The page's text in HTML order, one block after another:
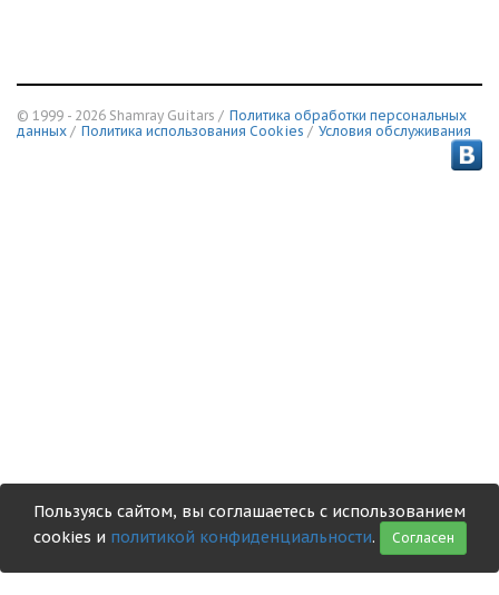
© 1999 - 2026 Shamray Guitars / Политика обработки персональных
данных / Политика использования Сookies / Условия обслуживания
Пользуясь сайтом, вы соглашаетесь с использованием
cookies и политикой конфиденциальности. Согласен